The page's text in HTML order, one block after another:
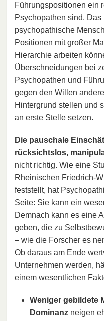
Führungspositionen ein
Psychopathen sind.
psychopathische
Positionen mit großer
Hierarchie arbeiten
Überschneidungen bei
Psychopathen und
gegen den Willen
Hintergrund stellen und
an erste Stelle setzen.
Die pauschale
rücksichtslos,
nicht richtig. Wie eine
Rheinischen Friedrich-
feststellt, hat
Seite: Sie kann ein
Demnach kann es eine
geben, die zu
– wie die Forscher es
Ob daraus am Ende
Unternehmen werden,
einem wesentlichen
Weniger gebildete
Dominanz neigen